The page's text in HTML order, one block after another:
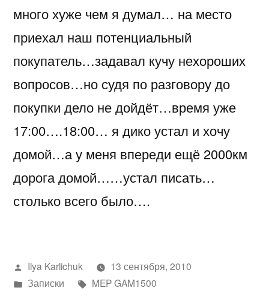
много хуже чем я думал… на место
приехал наш потенциальный
покупатель…задавал кучу нехороших
вопросов…но судя по разговору до
покупки дело не дойдёт…время уже
17:00….18:00… я дико устал и хочу
домой…а у меня впереди ещё 2000км
дорога домой……устал писать…
столько всего было….
Написано
автором
Ilya Karlichuk
13 сентября, 2010
Написано
Записки Метки:
MEP GAM1500